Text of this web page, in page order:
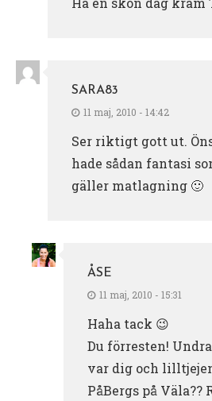
SARA83
11 maj, 2010 - 14:42
Ser riktigt gott ut.
hade sådan fantasi
gäller matlagning 🙂
ÅSE
11 maj, 2010 - 15:31
Haha tack 😉
Du förresten!
var dig och
PåBergs på Väla??